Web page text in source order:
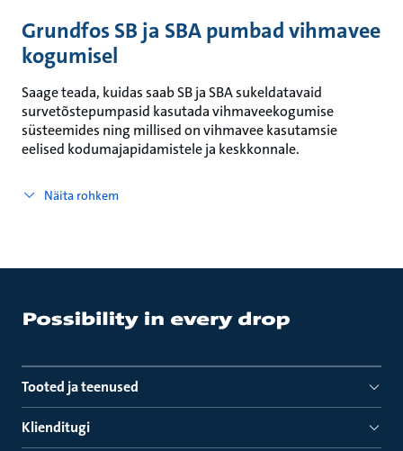
Grundfos SB ja SBA pumbad vihmavee
kogumisel
Saage teada, kuidas saab SB ja SBA sukeldatavaid
survetõstepumpasid kasutada vihmaveekogumise
süsteemides ning millised on vihmavee kasutamsie
eelised kodumajapidamistele ja keskkonnale.
Näita rohkem
Tooted ja teenused
Klienditugi